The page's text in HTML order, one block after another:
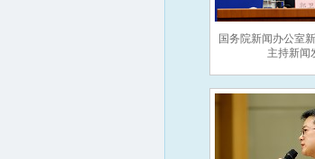
国务院新闻办公室
主持新闻